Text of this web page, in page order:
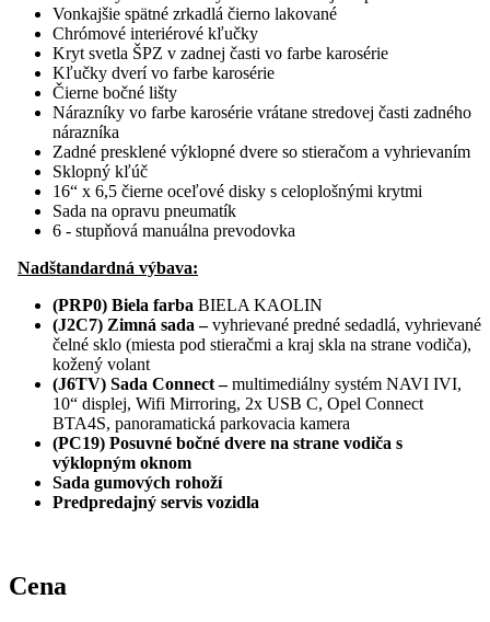
Vonkajšie spätné zrkadlá čierno lakované
Chrómové interiérové kľučky
Kryt svetla ŠPZ v zadnej časti vo farbe karosérie
Kľučky dverí vo farbe karosérie
Čierne bočné lišty
Nárazníky vo farbe karosérie vrátane stredovej časti zadného
nárazníka
Zadné presklené výklopné dvere so stieračom a vyhrievaním
Sklopný kľúč
16“ x 6,5 čierne oceľové disky s celoplošnými krytmi
Sada na opravu pneumatík
6 - stupňová manuálna prevodovka
Nadštandardná výbava:
(PRP0) Biela farba BIELA KAOLIN
(J2C7) Zimná sada –vyhrievané predné sedadlá, vyhrievané
čelné sklo (miesta pod stieračmi a kraj skla na strane vodiča),
kožený volant
(J6TV) Sada Connect –multimediálny systém NAVI IVI,
10“ displej, Wifi Mirroring, 2x USB C, Opel Connect
BTA4S, panoramatická parkovacia kamera
(PC19) Posuvné bočné dvere na strane vodiča s
výklopným oknom
Sada gumových rohoží
Predpredajný servis vozidla
Cena